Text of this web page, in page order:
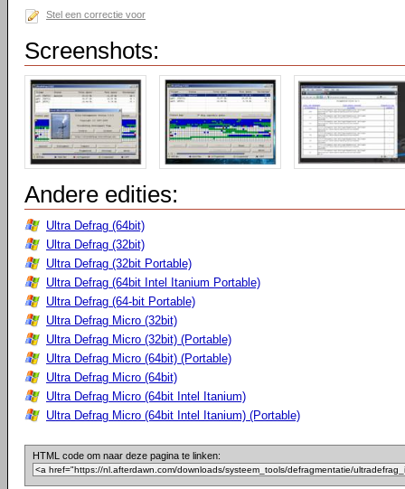
Stel een correctie voor
Screenshots:
Andere edities:
Ultra Defrag (64bit)
Ultra Defrag (32bit)
Ultra Defrag (32bit Portable)
Ultra Defrag (64bit Intel Itanium Portable)
Ultra Defrag (64-bit Portable)
Ultra Defrag Micro (32bit)
Ultra Defrag Micro (32bit) (Portable)
Ultra Defrag Micro (64bit) (Portable)
Ultra Defrag Micro (64bit)
Ultra Defrag Micro (64bit Intel Itanium)
Ultra Defrag Micro (64bit Intel Itanium) (Portable)
HTML code om naar deze pagina te linken: